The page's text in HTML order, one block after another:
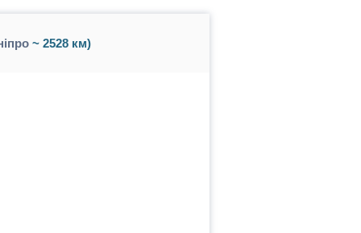
~ 2528 км)